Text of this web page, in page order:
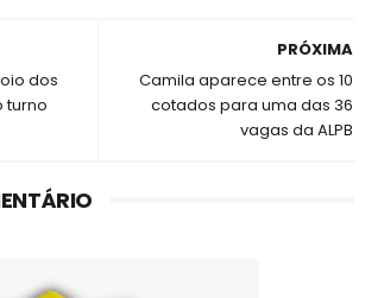
PRÓXIMA
Camila aparece entre os 10
cotados para uma das 36
vagas da ALPB
dos
turno